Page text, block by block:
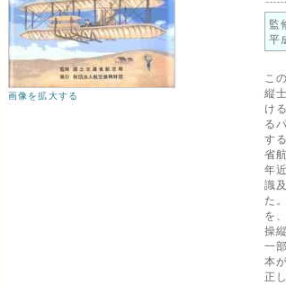
画像を拡大する
監
平
こ
縦
け
る
す
省
年
識
た
を
操
一
本
正